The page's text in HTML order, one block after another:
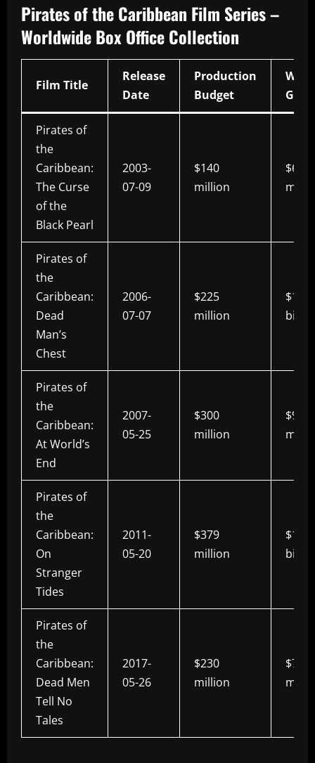
Pirates of the Caribbean Film Series –
Worldwide Box Office Collection
Film Title
Release
Date
Production
Budget
Pirates of
the
Caribbean:
The Curse
of the
Black Pearl
2003-
07-09
$140
million
Pirates of
the
Caribbean:
Dead
Man’s
Chest
2006-
07-07
$225
million
Pirates of
the
Caribbean:
At World’s
End
2007-
05-25
$300
million
Pirates of
the
Caribbean:
On
Stranger
Tides
2011-
05-20
$379
million
Pirates of
the
Caribbean:
Dead Men
Tell No
Tales
2017-
05-26
$230
million